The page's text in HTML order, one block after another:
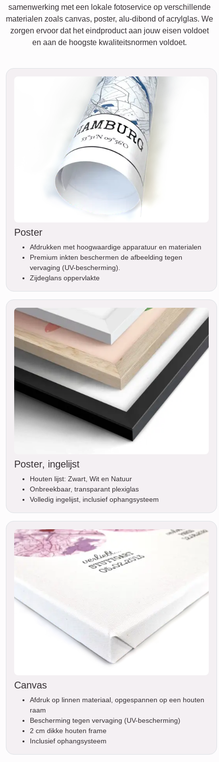
samenwerking met een lokale fotoservice op verschillende
materialen zoals canvas, poster, alu-dibond of acrylglas. We
zorgen ervoor dat het eindproduct aan jouw eisen voldoet
en aan de hoogste kwaliteitsnormen voldoet.
Poster
Afdrukken met hoogwaardige apparatuur en materialen
Premium inkten beschermen de afbeelding tegen
vervaging (UV-bescherming).
Zijdeglans oppervlakte
Poster, ingelijst
Houten lijst: Zwart, Wit en Natuur
Onbreekbaar, transparant plexiglas
Volledig ingelijst, inclusief ophangsysteem
Canvas
Afdruk op linnen materiaal, opgespannen op een houten
raam
Bescherming tegen vervaging (UV-bescherming)
2 cm dikke houten frame
Inclusief ophangsysteem